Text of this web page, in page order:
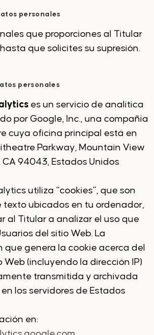
personales
que proporciones al Titular
que solicites su supresión.
personales
es un servicio de analítica
por Google, Inc., una compañía
cuya oficina principal está en
Parkway, Mountain View
CA 94043, Estados Unidos
utiliza “cookies”, que son
texto ubicados en tu ordenador,
al Titular a analizar el uso que
del sitio Web. La
que genera la cookie acerca del
Web (incluyendo la dirección IP)
transmitida y archivada
los servidores de Estados
en: